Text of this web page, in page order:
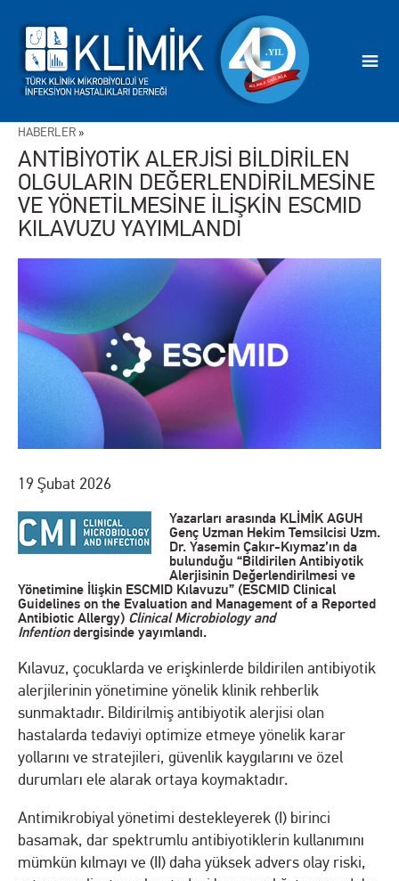
HABERLER »
ANTİBİYOTİK ALERJİSİ BİLDİRİLEN
OLGULARIN DEĞERLENDİRİLMESİNE
VE YÖNETİLMESİNE İLİŞKİN ESCMID
KILAVUZU YAYIMLANDI
19 Şubat 2026
Yazarları arasında KLİMİK AGUH
Genç Uzman Hekim Temsilcisi Uzm.
Dr. Yasemin Çakır-Kıymaz’ın da
bulunduğu “Bildirilen Antibiyotik
Alerjisinin Değerlendirilmesi ve
Yönetimine İlişkin ESCMID Kılavuzu” (ESCMID Clinical
Guidelines on the Evaluation and Management of a Reported
Antibiotic Allergy) Clinical Microbiology and
Infentiondergisinde yayımlandı.
Kılavuz, çocuklarda ve erişkinlerde bildirilen antibiyotik
alerjilerinin yönetimine yönelik klinik rehberlik
sunmaktadır. Bildirilmiş antibiyotik alerjisi olan
hastalarda tedaviyi optimize etmeye yönelik karar
yollarını ve stratejileri, güvenlik kaygılarını ve özel
durumları ele alarak ortaya koymaktadır.
Antimikrobiyal yönetimi destekleyerek (I) birinci
basamak, dar spektrumlu antibiyotiklerin kullanımını
mümkün kılmayı ve (II) daha yüksek advers olay riski,